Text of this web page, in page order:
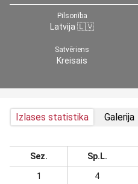
Pilsonība
Latvija 🇱🇻
Satvēriens
Kreisais
Izlases statistika Galerija
Sez. Sp.L.
1 4